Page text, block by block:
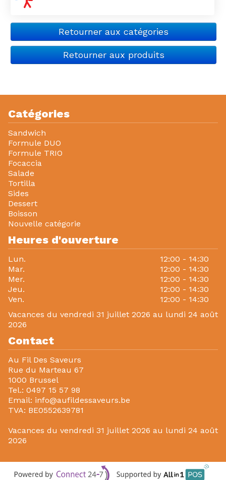
Retourner aux catégories
Retourner aux produits
Catégories
Sandwich
Formule DUO
Formule TRIO
Focaccia
Salade
Tortilla
Sides
Dessert
Boisson
Nouvelle catégorie
Heures d'ouverture
Lun.
12:00 - 14:30
Mar.
12:00 - 14:30
Mer.
12:00 - 14:30
Jeu.
12:00 - 14:30
Ven.
12:00 - 14:30
Vacances du vendredi 31 juillet 2026 au lundi 24 août
2026
Contact
Au Fil Des Saveurs
Rue du Marteau 67
1000 Brussel
Tel.: 0497 15 57 98
Email: info@aufildessaveurs.be
TVA: BE0552639781
Vacances du vendredi 31 juillet 2026 au lundi 24 août
2026